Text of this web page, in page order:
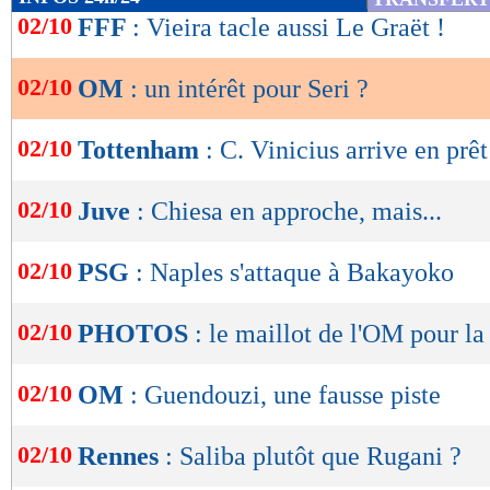
de
OK
02/10 FFF : Vieira tacle aussi Le Graët !
02/10 OM : un intérêt pour Seri ?
02/10 Tottenham : C. Vinicius arrive en
02/10 Juve : Chiesa en approche, mais...
02/10 PSG : Naples s'attaque à Bakayoko
02/10 PHOTOS : le maillot de l'OM pour
02/10 OM : Guendouzi, une fausse piste
02/10 Rennes : Saliba plutôt que Rugani ?